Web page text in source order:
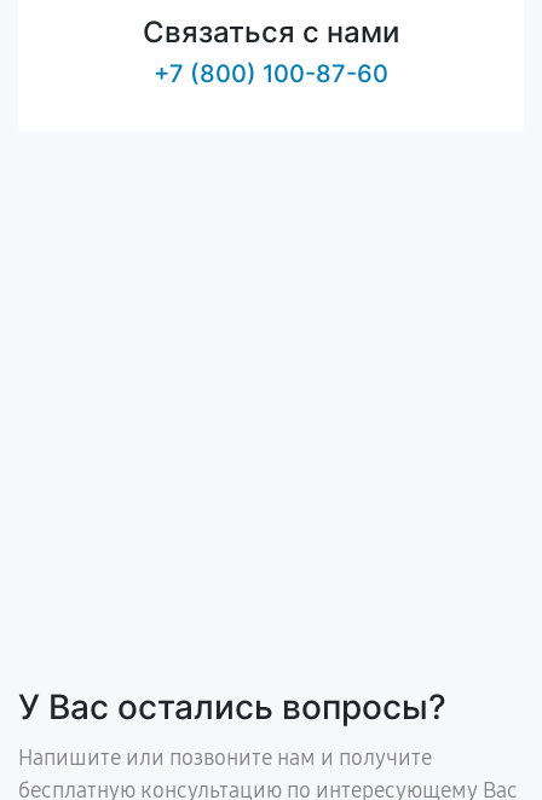
Связаться с нами
+7 (800) 100-87-60
У Вас остались вопросы?
Напишите или позвоните нам и получите
бесплатную консультацию по интересующему Вас